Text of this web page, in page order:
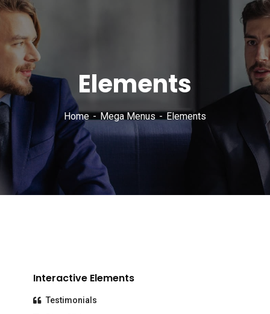
Elements
Home Mega Menus Elements
Interactive Elements
Testimonials